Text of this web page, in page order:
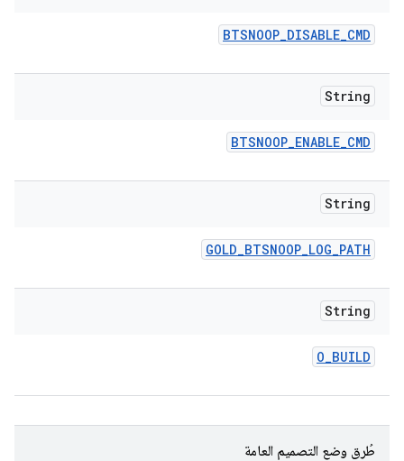
BTSNOOP_DISABLE_CMD
String
BTSNOOP_ENABLE_CMD
String
GOLD_BTSNOOP_LOG_PATH
String
O_BUILD
طُرق وضع التصميم العامة